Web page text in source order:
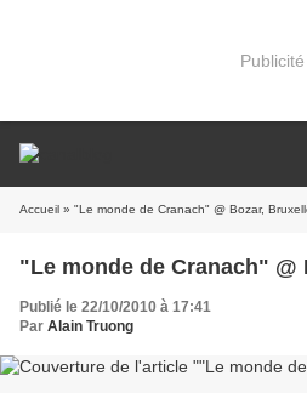
Publicité
Accueil » "Le monde de Cranach" @ Bozar,
"Le monde de Cranach" @
Publié le 22/10/2010 à 17:41
Par Alain Truong